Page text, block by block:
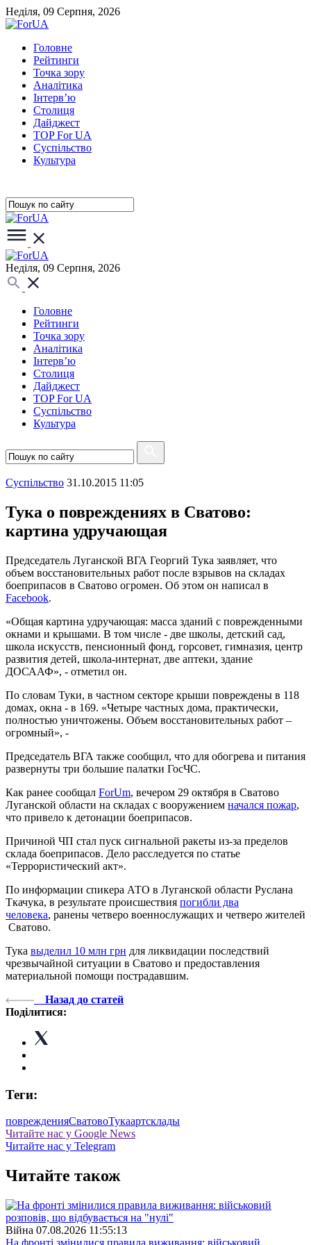
Неділя, 09 Серпня, 2026
Головне
Рейтинги
Точка зору
Аналітика
Інтерв’ю
Столиця
Дайджест
TOP For UA
Суспiльство
Культура
Неділя, 09 Серпня, 2026
Головне
Рейтинги
Точка зору
Аналітика
Інтерв’ю
Столиця
Дайджест
TOP For UA
Суспiльство
Культура
Суспiльство 31.10.2015 11:05
Тука о повреждениях в Сватово:
картина удручающая
Председатель Луганской ВГА Георгий Тука заявляет, что
объем восстановительных работ после взрывов на складах
боеприпасов в Сватово огромен. Об этом он написал в
Facebook.
«Общая картина удручающая: масса зданий с поврежденными
окнами и крышами. В том числе - две школы, детский сад,
школа искусств, пенсионный фонд, горсовет, гимназия, центр
развития детей, школа-интернат, две аптеки, здание
ДОСААФ», - отметил он.
По словам Туки, в частном секторе крыши повреждены в 118
домах, окна - в 169. «Четыре частных дома, практически,
полностью уничтожены. Объем восстановительных работ –
огромный», -
Председатель ВГА также сообщил, что для обогрева и питания
развернуты три большие палатки ГосЧС.
Как ранее сообщал ForUm, вечером 29 октября в Сватово
Луганской области на складах с вооружением начался пожар,
что привело к детонации боеприпасов.
Причиной ЧП стал пуск сигнальной ракеты из-за пределов
склада боеприпасов. Дело расследуется по статье
«Террористический акт».
По информации спикера АТО в Луганской области Руслана
Ткачука, в результате происшествия погибли два
человека, ранены четверо военнослужащих и четверо жителей
Сватово.
Тука выделил 10 млн грн для ликвидации последствий
чрезвычайной ситуации в Сватово и предоставления
материальной помощи пострадавшим.
Назад до статей
Поділитися:
Теги:
поврежденияСватовоТукаартсклады
Читайте нас у Google News
Читайте нас у Telegram
Читайте також
Війна 07.08.2026 11:55:13
На фронті змінилися правила виживання: військовий